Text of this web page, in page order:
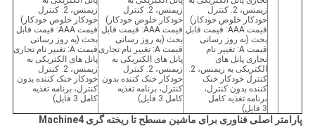
زیمنس، 2. کنترل
خودکار خلوص خودکار)
قیمت AAA: قیمت قابل
بحث (به روز رسانی
قیمت A: تغییر نام
تجاری پانل های
الکتریکی به زیمنس، 2.
کنترل خودکار خنک
کننده بدون کنترل،
برنامه تغذیه کامل
3.فایل)
زیمنس، 2. کنترل
خودکار خلوص خودکار)
قیمت AAA: قیمت قابل
بحث (به روز رسانی
قیمت A: تغییر نام تجاری
پانل های الکتریکی به
زیمنس، 2. کنترل
خودکار خنک کننده بدون
کنترل، برنامه تغذیه
کامل 3.فایل)
زیمنس، 2. کنترل
خودکار خلوص خودکار)
قیمت AAA: قیمت قابل
بحث (به روز رسانی
قیمت A: تغییر نام تجاری
پانل های الکتریکی به
زیمنس، 2. کنترل
خودکار خنک کننده بدون
کنترل، برنامه تغذیه
کامل 3.فایل)
پارامتر اصلی فناوری برای ماشین مسطح تا ریخته گری Machine4